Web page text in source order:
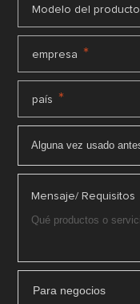
Modelo del producto
empresa *
país *
Mensaje/ Requisitos
Para negocios